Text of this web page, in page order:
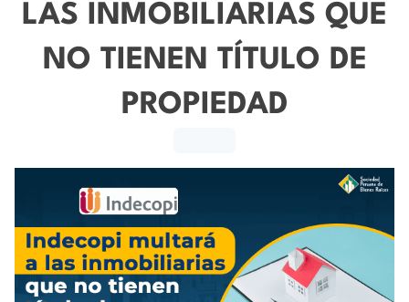
LAS INMOBILIARIAS QUE
NO TIENEN TÍTULO DE
PROPIEDAD